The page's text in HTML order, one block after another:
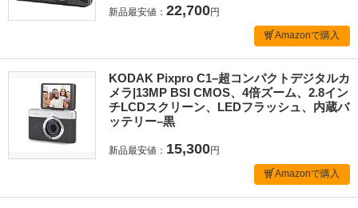
新品最安値： 22,700円
Amazonで購入
KODAK Pixpro C1–超コンパクトデジタルカ
メラ|13MP BSI CMOS、4倍ズーム、2.8イン
チLCDスクリーン、LEDフラッシュ、内蔵バ
ッテリー–黒
新品最安値： 15,300円
Amazonで購入